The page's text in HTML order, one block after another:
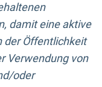
damit eine aktive
der Öffentlichkeit
Verwendung von
oder